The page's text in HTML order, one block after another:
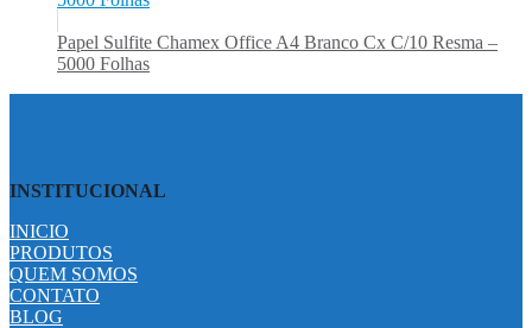
Papel Sulfite Chamex Office A4 Branco Cx C/10 Resma –
5000 Folhas
INSTITUCIONAL
INICIO
PRODUTOS
QUEM SOMOS
CONTATO
BLOG